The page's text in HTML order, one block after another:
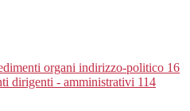
organi indirizzo-politico 16
dirigenti - amministrativi 114